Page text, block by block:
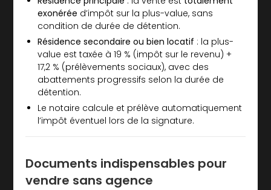
exonérée d’impôt sur la plus-value, sans
condition de durée de détention.
Résidence secondaire ou bien locatif : la plus-
value est taxée à 19 % (impôt sur le revenu) +
17,2 % (prélèvements sociaux), avec des
abattements progressifs selon la durée de
détention.
Le notaire calcule et prélève automatiquement
l’impôt éventuel lors de la signature.
Documents indispensables pour
vendre sans agence